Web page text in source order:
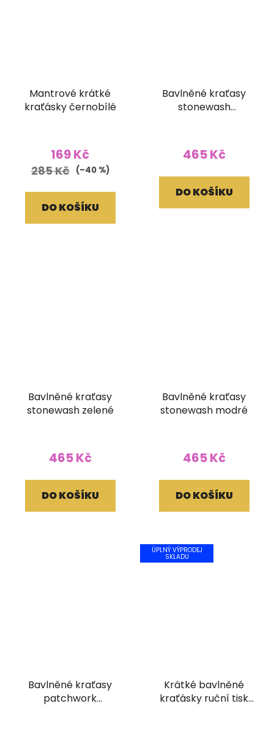
Mantrové krátké
kraťásky černobílé
169 Kč
285 Kč (–40 %)
DO KOŠÍKU
Bavlněné kraťasy
stonewash
465 Kč
DO KOŠÍKU
Bavlněné kraťasy
stonewash zelené
465 Kč
DO KOŠÍKU
Bavlněné kraťasy
stonewash modré
465 Kč
DO KOŠÍKU
Bavlněné kraťasy
patchwork
ÚPLNÝ VÝPRODEJ
SKLADU
Krátké bavlněné
kraťásky ruční tisk